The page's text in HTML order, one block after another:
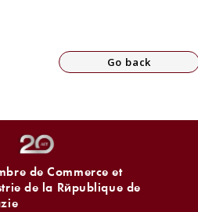
Go back
de Commerce et
de la République de